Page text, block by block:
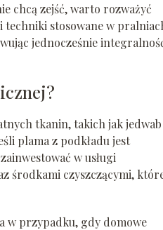
chcą zejść, warto rozważyć
techniki stosowane w
jednocześnie
tkanin, takich jak
plama z podkładu jest
w usługi
środkami czyszczącymi,
w przypadku, gdy domowe